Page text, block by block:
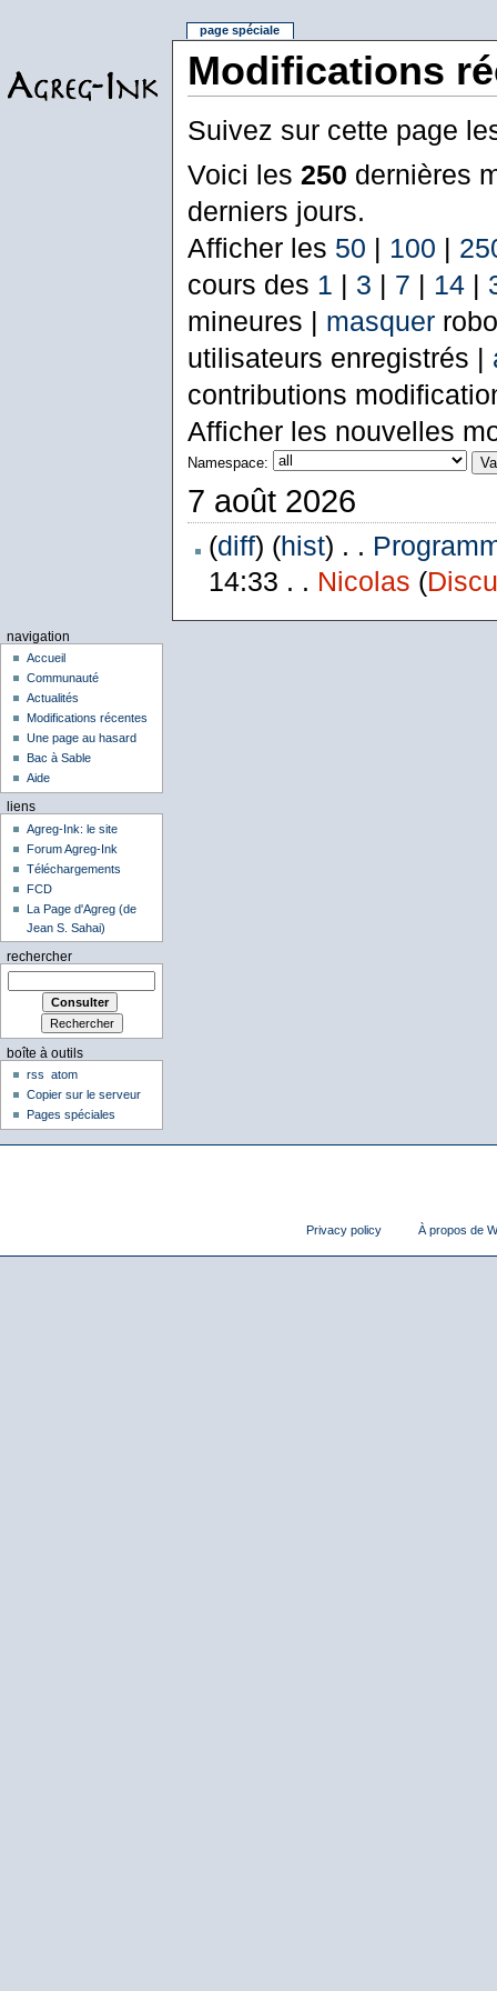
Modifications
Suivez sur cette page
Voici les 250 dernières
derniers jours.
Afficher les 50 | 100 |
cours des 1 | 3 | 7 | 14|
mineures | masquer
utilisateurs enregistrés |
contributions
Afficher les nouvelles
Namespace:
7 août 2026
(diff) (hist) . .
14:33 . . Nicolas (
page spéciale
navigation
Accueil
Communauté
Actualités
Modifications récentes
Une page au hasard
Bac à Sable
Aide
liens
Agreg-Ink: le site
Forum Agreg-Ink
Téléchargements
FCD
La Page d'Agreg (de
Jean S. Sahai)
rechercher
boîte à outils
rss
atom
Copier sur le serveur
Pages spéciales
Privacy policy À propos de